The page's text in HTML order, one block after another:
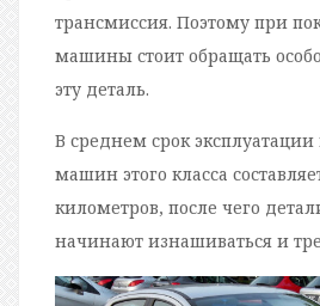
трансмиссия. Поэтому при
машины стоит обращать
эту деталь.
В среднем срок эксплуатации
машин этого класса
километров, после чего
начинают изнашиваться и